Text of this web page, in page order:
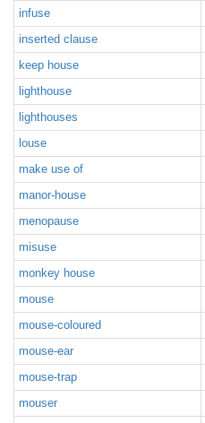
infuse
inserted clause
keep house
lighthouse
lighthouses
louse
make use of
manor-house
menopause
misuse
monkey house
mouse
mouse-coloured
mouse-ear
mouse-trap
mouser